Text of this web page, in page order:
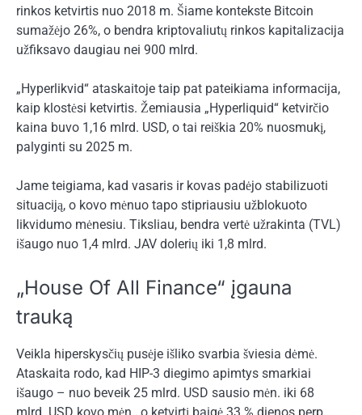
rinkos ketvirtis nuo 2018 m. Šiame kontekste Bitcoin
sumažėjo 26%, o bendra kriptovaliutų rinkos kapitalizacija
užfiksavo daugiau nei 900 mlrd.
„Hyperlikvid“ ataskaitoje taip pat pateikiama informacija,
kaip klostėsi ketvirtis. Žemiausia „Hyperliquid“ ketvirčio
kaina buvo 1,16 mlrd. USD, o tai reiškia 20% nuosmukį,
palyginti su 2025 m.
Jame teigiama, kad vasaris ir kovas padėjo stabilizuoti
situaciją, o kovo mėnuo tapo stipriausiu užblokuoto
likvidumo mėnesiu. Tiksliau, bendra vertė užrakinta (TVL)
išaugo nuo 1,4 mlrd. JAV dolerių iki 1,8 mlrd.
„House Of All Finance“ įgauna
trauką
Veikla hiperskysčių pusėje išliko svarbia šviesia dėmė.
Ataskaita rodo, kad HIP-3 diegimo apimtys smarkiai
išaugo – nuo ​​beveik 25 mlrd. USD sausio mėn. iki 68